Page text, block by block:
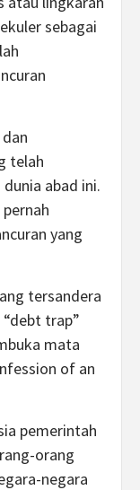
sebagai
telah
abad ini.
yang
tersandera
trap”
mata
of an
pemerintah
orang
negara